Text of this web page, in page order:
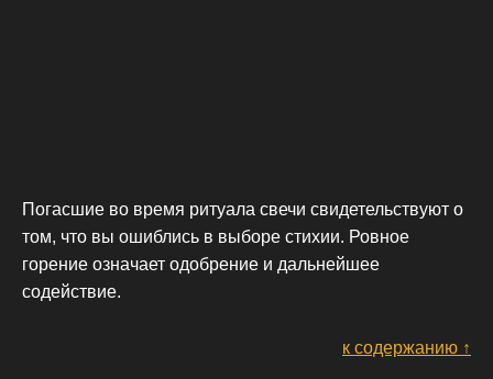
Погасшие во время ритуала свечи свидетельствуют о
том, что вы ошиблись в выборе стихии. Ровное
горение означает одобрение и дальнейшее
содействие.
к содержанию ↑